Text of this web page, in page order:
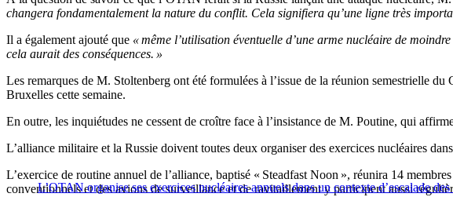
changera fondamentalement la nature du conflit. Cela signifiera qu’une ligne très
Il a également ajouté que « même l’utilisation éventuelle d’une arme nucléaire de
cela aurait des conséquences. »
Les remarques de M. Stoltenberg ont été formulées à l’issue de la réunion semestrielle
Bruxelles cette semaine.
En outre, les inquiétudes ne cessent de croître face à l’insistance de M. Poutine, qui
L’alliance militaire et la Russie doivent toutes deux organiser des exercices nucléaires
L’OTAN organise ses exercices nucléaires annuels dans un contexte d’escalade des
L’exercice de routine annuel de l’alliance, baptisé « Steadfast Noon », réunira 14
conventionnels et des avions de surveillance et de ravitaillement y participent aussi